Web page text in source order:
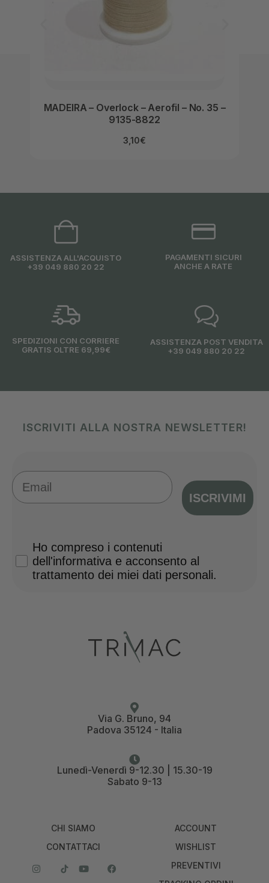
MADEIRA – Overlock – Aerofil – No. 35 –
9135-8822
3,10€
ASSISTENZA ALL'ACQUISTO
+39 049 880 20 22
PAGAMENTI SICURI
ANCHE A RATE
SPEDIZIONI CON CORRIERE
GRATIS OLTRE 69,99€
ASSISTENZA POST VENDITA
+39 049 880 20 22
ISCRIVITI ALLA NOSTRA NEWSLETTER!
Email
ISCRIVIMI
Privacy Policy
Ho compreso i contenuti
dell'informativa e acconsento al
trattamento dei miei dati personali.
Via G. Bruno, 94
Padova 35124 - Italia
Lunedì-Venerdì 9-12.30 | 15.30-19
Sabato 9-13
CHI SIAMO
CONTATTACI
ACCOUNT
WISHLIST
PREVENTIVI